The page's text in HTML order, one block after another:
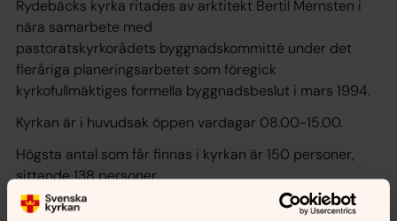
Rydebäcks kyrka ritades av arktitekt Bertil Mernsten i
nära samarbete med
pastoratskyrkorådets byggnadskommitté under det
fleråriga planeringsarbetet som föregick
kyrkofullmäktiges formella byggnadsbeslut i mars 1994.
Kyrkan är i huvudsak öppen vardagar 08.00-15.00.
Högsta antal som får finnas i kyrkan är 150 personer,
sittande 138 personer.